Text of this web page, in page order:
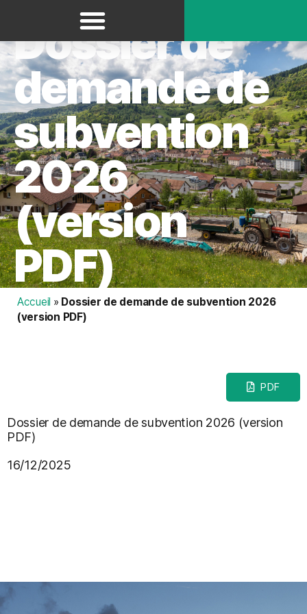
Dossier de
demande de
subvention
2026
(version
PDF)
Accueil » Dossier de demande de subvention 2026
(version PDF)
PDF
Dossier de demande de subvention 2026 (version
PDF)
16/12/2025